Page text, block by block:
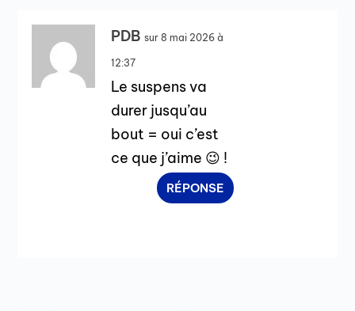
PDB sur 8 mai 2026 à
12:37
Le suspens va
durer jusqu’au
bout = oui c’est
ce que j’aime 😉 !
RÉPONSE